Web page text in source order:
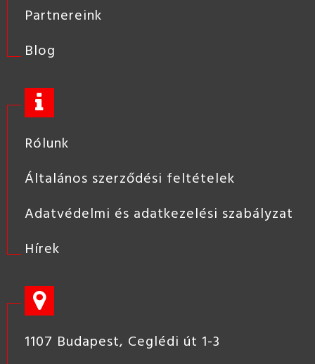
Partnereink
Blog
Rólunk
Általános szerződési feltételek
Adatvédelmi és adatkezelési szabályzat
Hírek
1107 Budapest, Ceglédi út 1-3